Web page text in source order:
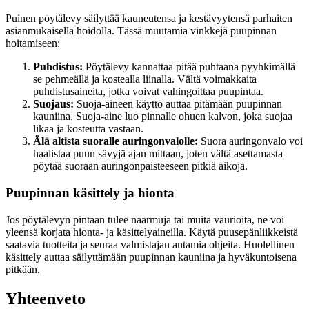
Puinen pöytälevy säilyttää kauneutensa ja kestävyytensä parhaiten
asianmukaisella hoidolla. Tässä muutamia vinkkejä puupinnan
hoitamiseen:
Puhdistus: Pöytälevy kannattaa pitää puhtaana pyyhkimällä
se pehmeällä ja kostealla liinalla. Vältä voimakkaita
puhdistusaineita, jotka voivat vahingoittaa puupintaa.
Suojaus: Suoja-aineen käyttö auttaa pitämään puupinnan
kauniina. Suoja-aine luo pinnalle ohuen kalvon, joka suojaa
likaa ja kosteutta vastaan.
Älä altista suoralle auringonvalolle: Suora auringonvalo voi
haalistaa puun sävyjä ajan mittaan, joten vältä asettamasta
pöytää suoraan auringonpaisteeseen pitkiä aikoja.
Puupinnan käsittely ja hionta
Jos pöytälevyn pintaan tulee naarmuja tai muita vaurioita, ne voi
yleensä korjata hionta- ja käsittelyaineilla. Käytä puusepänliikkeistä
saatavia tuotteita ja seuraa valmistajan antamia ohjeita. Huolellinen
käsittely auttaa säilyttämään puupinnan kauniina ja hyväkuntoisena
pitkään.
Yhteenveto